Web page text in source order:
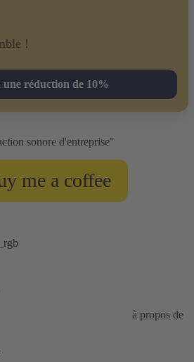
!
une réduction de 10%
sonore d'entreprise"
me a coffee
à propos de